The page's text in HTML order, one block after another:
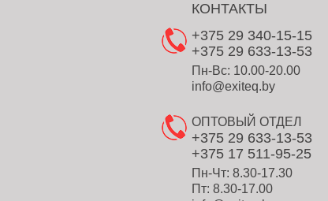
КОНТАКТЫ
+375 29 340-15-15
+375 29 633-13-53
Пн-Вс: 10.00-20.00
info@exiteq.by
ОПТОВЫЙ ОТДЕЛ
+375 29 633-13-53
+375 17 511-95-25
Пн-Чт: 8.30-17.30
Пт: 8.30-17.00